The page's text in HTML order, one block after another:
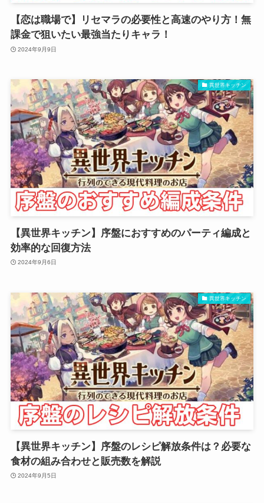
【恋は職場で】リセマラの必要性と高速のやり方！無
課金で狙いたい最強当たりキャラ！
2024年9月9日
異世界キッチン
【異世界キッチン】序盤におすすめのパーティ編成と
効率的な回復方法
2024年9月6日
異世界キッチン
【異世界キッチン】序盤のレシピ解放条件は？必要な
食材の組み合わせと販売数を解説
2024年9月5日